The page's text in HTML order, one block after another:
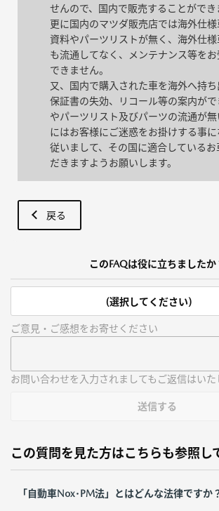
せんので、国内で販売することができ
更に国内のマツダ販売店では海外仕
資料やパーツリストが無く、海外仕
も流通してなく、メンテナンス等を
できません。
又、国内で購入された車を海外へ持ち
保証書の失効、リコール等の案内が
やパーツリスト及びパーツの流通が
にはお客様にご迷惑をお掛けする事に
従いまして、その国に適合している
だきますようお願いします。
戻る
このFAQは役に立ちましたか
(選択してください)
ご意見・ご感想をお寄せください
お問い合わせを入力されましてもご返信はいた
送信する
この質問を見た方はこちらも参照し
「自動車Nox･PM法」とはどんな法律ですか